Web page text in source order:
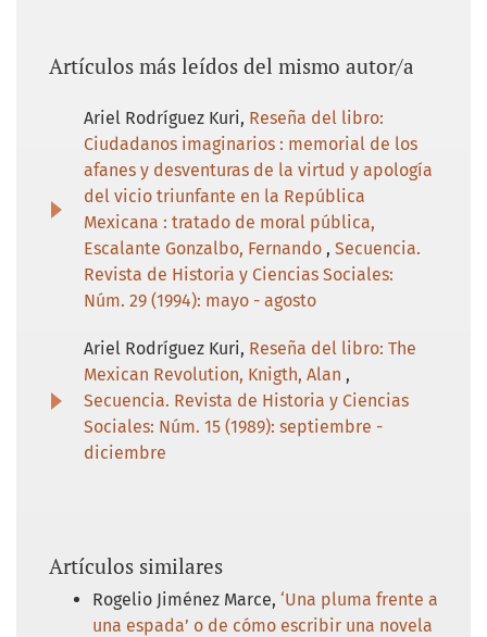
Artículos más leídos del mismo autor/a
Ariel Rodríguez Kuri, Reseña del libro:
Ciudadanos imaginarios : memorial de los
afanes y desventuras de la virtud y apología
del vicio triunfante en la República
Mexicana : tratado de moral pública,
Escalante Gonzalbo, Fernando , Secuencia.
Revista de Historia y Ciencias Sociales:
Núm. 29 (1994): mayo - agosto
Ariel Rodríguez Kuri, Reseña del libro: The
Mexican Revolution, Knigth, Alan ,
Secuencia. Revista de Historia y Ciencias
Sociales: Núm. 15 (1989): septiembre -
diciembre
Artículos similares
Rogelio Jiménez Marce, ‘Una pluma frente a
una espada’ o de cómo escribir una novela